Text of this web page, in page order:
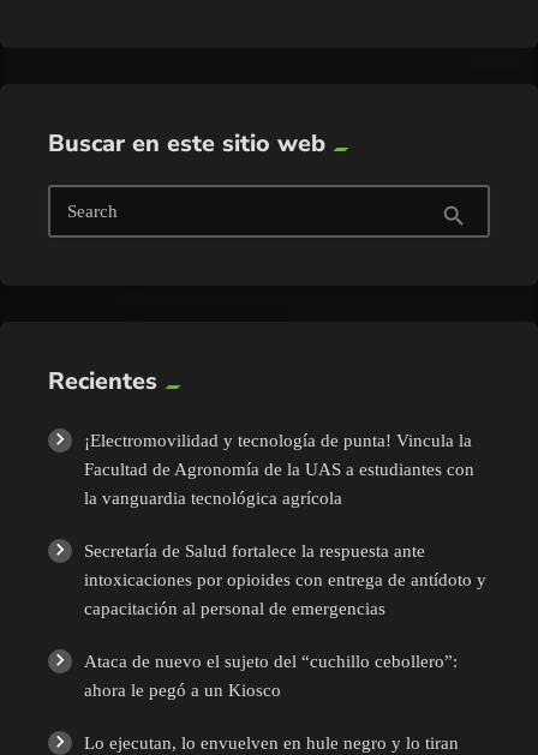
Buscar en este sitio web
Search search
Recientes
¡Electromovilidad y tecnología de punta! Vincula la
Facultad de Agronomía de la UAS a estudiantes con
la vanguardia tecnológica agrícola
Secretaría de Salud fortalece la respuesta ante
intoxicaciones por opioides con entrega de antídoto y
capacitación al personal de emergencias
Ataca de nuevo el sujeto del “cuchillo cebollero”:
ahora le pegó a un Kiosco
Lo ejecutan, lo envuelven en hule negro y lo tiran